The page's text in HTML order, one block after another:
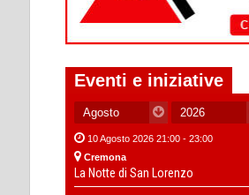
Eventi e iniziative
10 Agosto 2026 21:00 - 23:00
Cremona
La Notte di San Lorenzo